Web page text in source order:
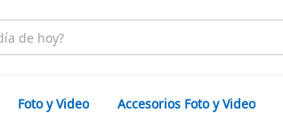
Foto y Video Accesorios Foto y Video